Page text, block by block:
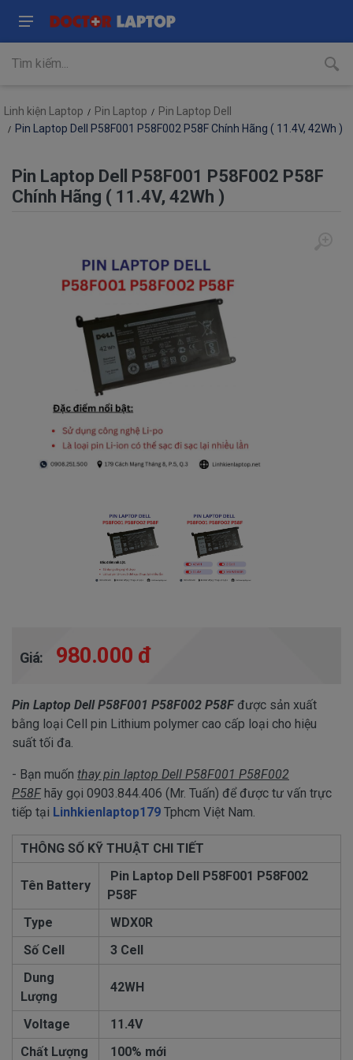
Linh kiện Laptop Pin Laptop
Pin Laptop Dell
Pin Laptop Dell P58F001 P58F002 P58F Chính Hãng ( 11.4V, 42Wh )
Pin Laptop Dell P58F001 P58F002 P58F
Chính Hãng ( 11.4V, 42Wh )
Giá: 980.000 đ
Pin Laptop Dell P58F001 P58F002 P58F được sản xuất
bằng loại Cell pin Lithium polymer cao cấp loại cho hiệu
suất tối đa.
- Bạn muốn thay pin laptop Dell P58F001 P58F002
P58F hãy gọi 0903.844.406 (Mr. Tuấn) để được tư vấn trực
tiếp tại Linhkienlaptop179 Tphcm Việt Nam.
THÔNG SỐ KỸ THUẬT CHI TIẾT
Tên Battery
Pin Laptop Dell P58F001 P58F002
P58F
Type
WDX0R
Số Cell
3 Cell
Dung
Lượng
42WH
Voltage
11.4V
Chất Lượng
100% mới